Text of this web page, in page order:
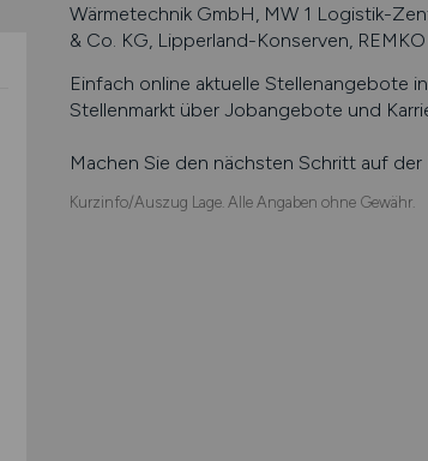
Wärmetechnik GmbH, MW 1 Logistik-
& Co. KG, Lipperland-Konserven,
Einfach online aktuelle Stellenangebote in
Stellenmarkt über Jobangebote und
Machen Sie den nächsten Schritt auf
Kurzinfo/Auszug Lage. Alle Angaben ohne Gewähr.